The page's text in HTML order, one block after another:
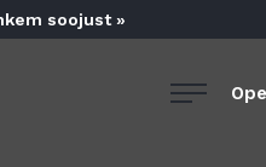
soojust »